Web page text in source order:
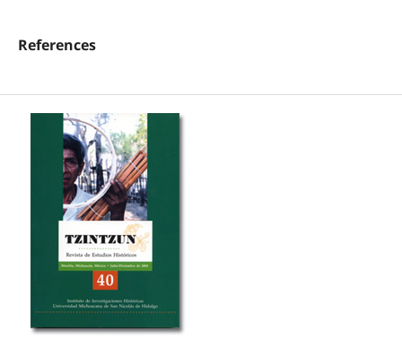
References